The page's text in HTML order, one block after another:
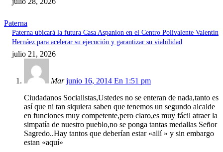
Paterna
Paterna ubicará la futura Casa Aspanion en el Centro Polivalente Valentín
Hernáez para acelerar su ejecución y garantizar su viabilidad
julio 21, 2026
Mar junio 16, 2014 En 1:51 pm
Ciudadanos Socialistas,Ustedes no se enteran de nada,tanto es
así que ni tan siquiera saben que tenemos un segundo alcalde
en funciones muy competente,pero claro,es muy fácil atraer la
simpatía de nuestro pueblo,no se ponga tantas medallas Señor
Sagredo..Hay tantos que deberían estar «allí » y sin embargo
estan «aquí»